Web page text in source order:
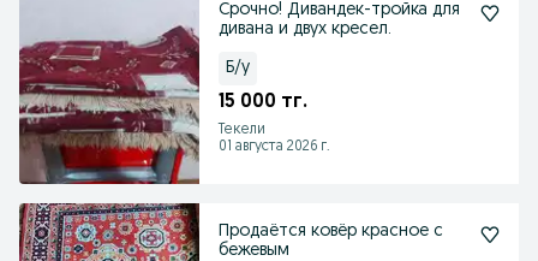
Срочно! Дивандек-тройка для
дивана и двух кресел.
Б/у
15 000 тг.
Текели
01 августа 2026 г.
Продаётся ковёр красное с
бежевым